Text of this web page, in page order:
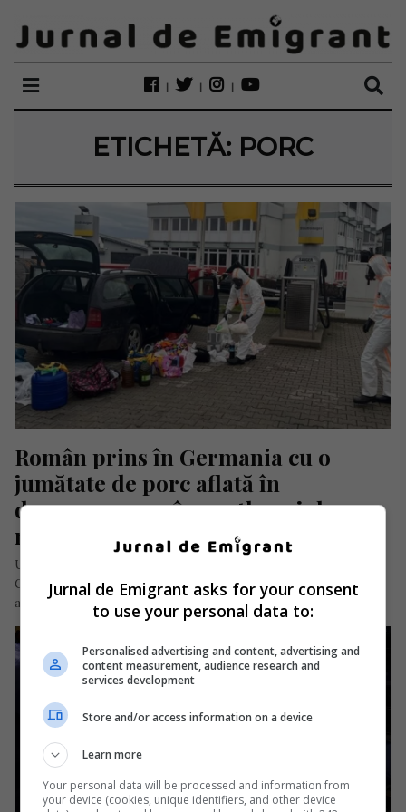
ETICHETĂ: PORC
Român prins în Germania cu o
jumătate de porc aflată în
descompunere în portbagajul
mașinii
Un incident neobișnuit a avut loc la o benzinărie din Cham,
Germania, unde autoritățile au descoperit în portbagajul unui
autoturism…
Scris de Mihai Diaconu
Jurnal de Emigrant asks for your consent
to use your personal data to:
Personalised advertising and content, advertising and
content measurement, audience research and
services development
Store and/or access information on a device
Learn more
Your personal data will be processed and information from
your device (cookies, unique identifiers, and other device